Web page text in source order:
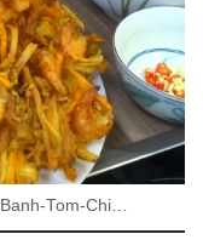
Tom-Chi…